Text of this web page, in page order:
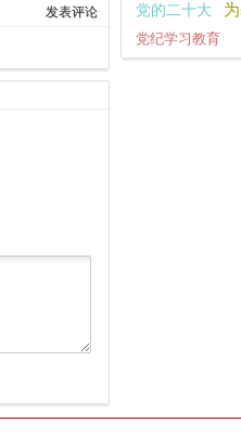
发表评论
党的二十大
党纪学习教育